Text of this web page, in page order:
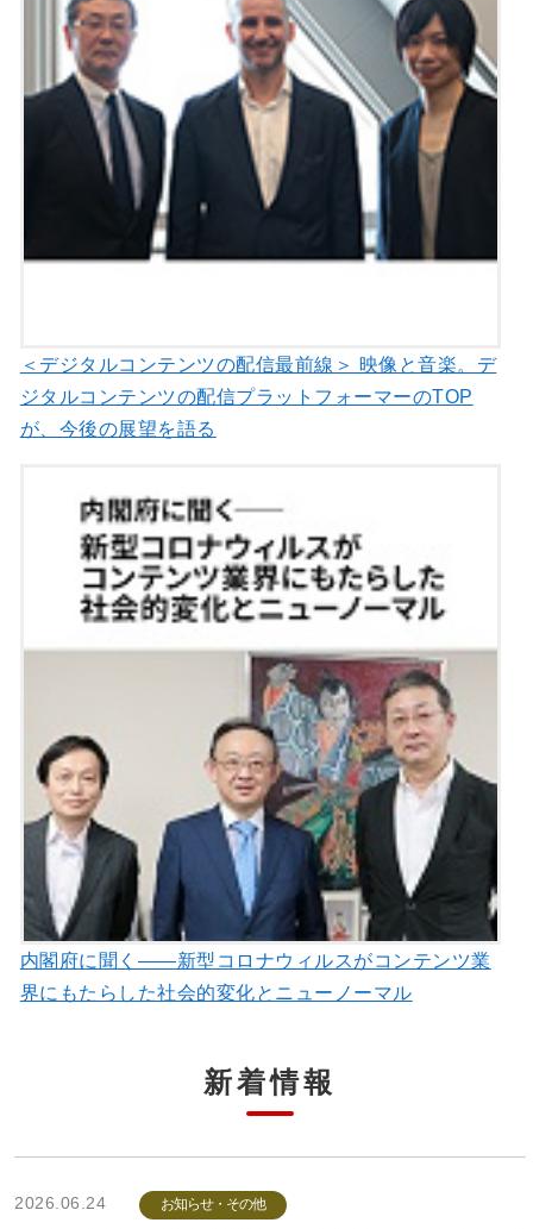
＜デジタルコンテンツの配信最前線＞ 映像と音楽。デ
ジタルコンテンツの配信プラットフォーマーのTOP
が、今後の展望を語る
内閣府に聞く――新型コロナウィルスがコンテンツ業
界にもたらした社会的変化とニューノーマル
新着情報
2026.06.24 お知らせ・その他